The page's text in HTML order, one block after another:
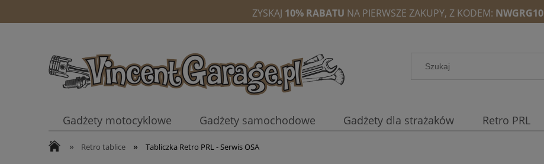
ZYSKAJ 10% RABATU NA PIERWSZE ZAKUPY, Z KODEM: NWGRG10
Gadżety motocyklowe Gadżety samochodowe Gadżety dla strażaków Retro PRL
Kubki
» Retro tablice » Tabliczka Retro PRL - Serwis OSA